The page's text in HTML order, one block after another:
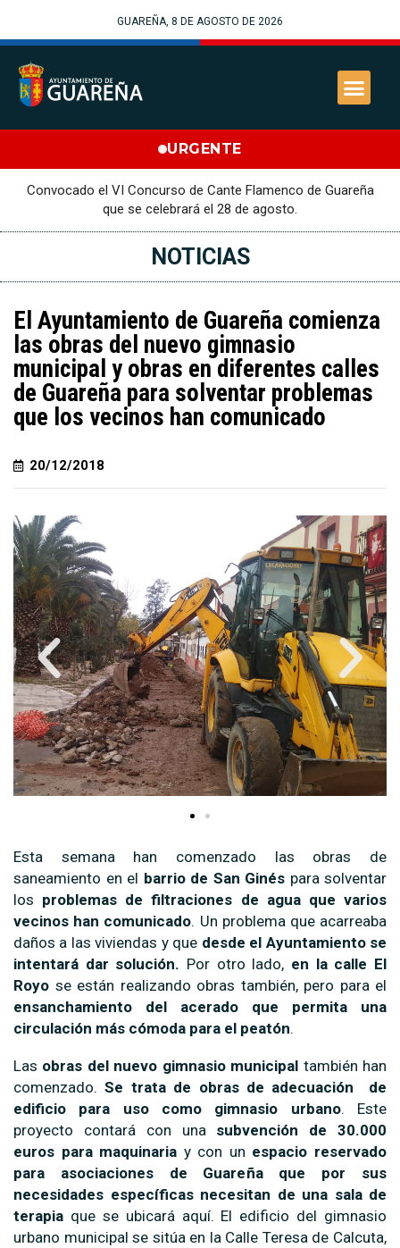
GUAREÑA, 8 DE AGOSTO DE 2026
URGENTE
Convocado el VI Concurso de Cante Flamenco de Guareña
que se celebrará el 28 de agosto.
NOTICIAS
El Ayuntamiento de Guareña comienza
las obras del nuevo gimnasio
municipal y obras en diferentes calles
de Guareña para solventar problemas
que los vecinos han comunicado
20/12/2018
Esta semana han comenzado las obras de
saneamiento en el barrio de San Ginés para solventar
los problemas de filtraciones de agua que varios
vecinos han comunicado. Un problema que acarreaba
daños a las viviendas y que desde el Ayuntamiento se
intentará dar solución. Por otro lado, en la calle El
Royo se están realizando obras también, pero para el
ensanchamiento del acerado que permita una
circulación más cómoda para el peatón.
Las obras del nuevo gimnasio municipal también han
comenzado.Se trata de obras de adecuación de
edificio para uso como gimnasio urbano. Este
proyecto contará con una subvención de 30.000
euros para maquinaria y con un espacio reservado
para asociaciones de Guareña que por sus
necesidades específicas necesitan de una sala de
terapia que se ubicará aquí. El edificio del gimnasio
urbano municipal se sitúa en la Calle Teresa de Calcuta,